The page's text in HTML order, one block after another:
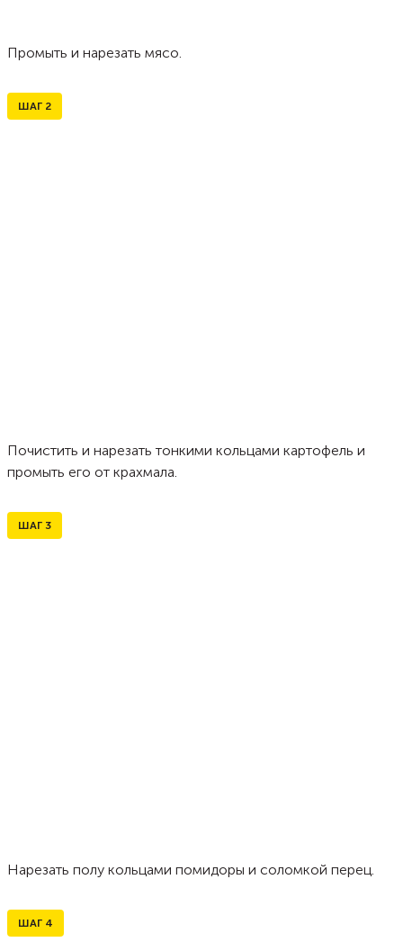
Промыть и нарезать мясо.
ШАГ 2
Почистить и нарезать тонкими кольцами картофель и
промыть его от крахмала.
ШАГ 3
Нарезать полу кольцами помидоры и соломкой перец.
ШАГ 4